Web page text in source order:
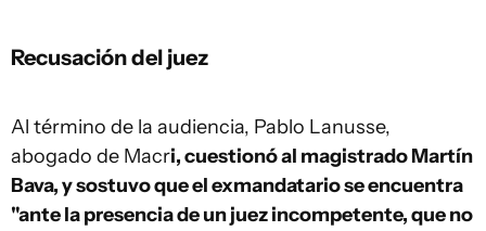
Recusación del juez
Al término de la audiencia, Pablo Lanusse,
abogado de Macri, cuestionó al magistrado Martín
Bava, y sostuvo que el exmandatario se encuentra
"ante la presencia de un juez incompetente, que no